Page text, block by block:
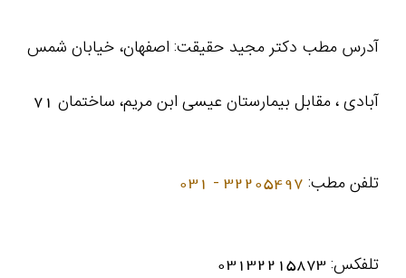
آدرس مطب دکتر مجید حقیقت: اصفهان، خیابان شمس
آبادی ، مقابل بیمارستان عیسی ابن مریم، ساختمان 71
تلفن مطب: 32205497 - 031
تلفکس: 03132215873